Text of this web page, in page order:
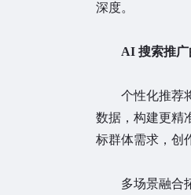
深度。
AI 搜索推
个性化推荐
数据，构建更精
标群体需求，创
多场景融合